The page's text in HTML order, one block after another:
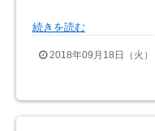
続きを読む
2018年09月18日（火）